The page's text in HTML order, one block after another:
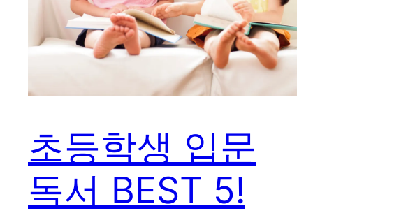
초등학생 입문
독서 BEST 5!